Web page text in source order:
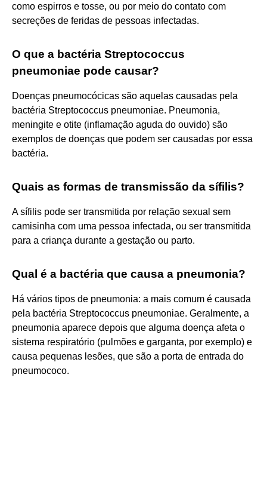
como espirros e tosse, ou por meio do contato com
secreções de feridas de pessoas infectadas.
O que a bactéria Streptococcus
pneumoniae pode causar?
Doenças pneumocócicas são aquelas causadas pela
bactéria Streptococcus pneumoniae. Pneumonia,
meningite e otite (inflamação aguda do ouvido) são
exemplos de doenças que podem ser causadas por essa
bactéria.
Quais as formas de transmissão da sífilis?
A sífilis pode ser transmitida por relação sexual sem
camisinha com uma pessoa infectada, ou ser transmitida
para a criança durante a gestação ou parto.
Qual é a bactéria que causa a pneumonia?
Há vários tipos de pneumonia: a mais comum é causada
pela bactéria Streptococcus pneumoniae. Geralmente, a
pneumonia aparece depois que alguma doença afeta o
sistema respiratório (pulmões e garganta, por exemplo) e
causa pequenas lesões, que são a porta de entrada do
pneumococo.